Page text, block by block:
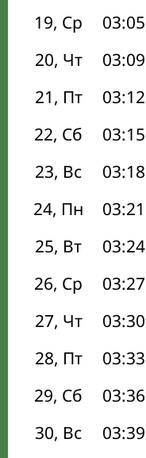
19, Ср
03:05
20, Чт
03:09
21, Пт
03:12
22, Сб
03:15
23, Вс
03:18
24, Пн
03:21
25, Вт
03:24
26, Ср
03:27
27, Чт
03:30
28, Пт
03:33
29, Сб
03:36
30, Вс
03:39